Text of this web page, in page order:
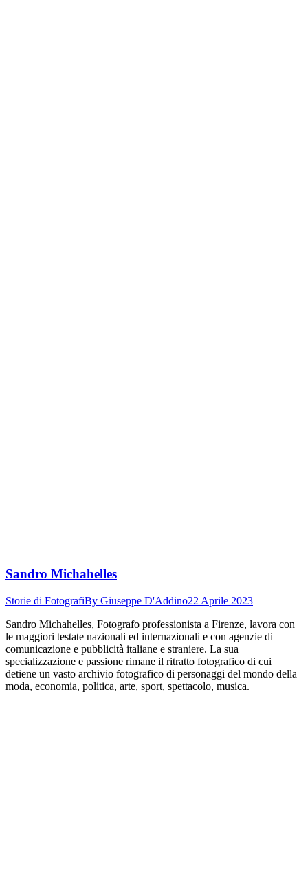
Sandro Michahelles
Storie di FotografiBy Giuseppe D'Addino22 Aprile 2023
Sandro Michahelles, Fotografo professionista a Firenze, lavora con
le maggiori testate nazionali ed internazionali e con agenzie di
comunicazione e pubblicità italiane e straniere. La sua
specializzazione e passione rimane il ritratto fotografico di cui
detiene un vasto archivio fotografico di personaggi del mondo della
moda, economia, politica, arte, sport, spettacolo, musica.